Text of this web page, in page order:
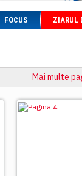
FOCUS ZIARUL
Mai multe